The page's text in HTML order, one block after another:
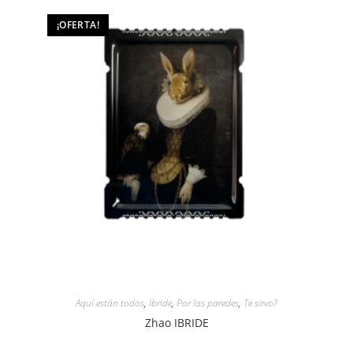
¡OFERTA!
Aquí están todos, Ibride, Por las paredes, Te sirvo?
Zhao IBRIDE